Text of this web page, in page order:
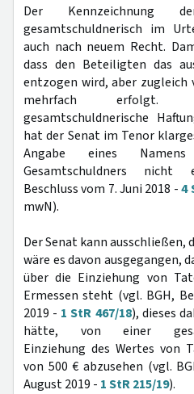
Der Kennzeichnung
gesamtschuldnerisch im
auch nach neuem Recht.
dass den Beteiligten das
entzogen wird, aber zugleich
mehrfach erfolgt.
gesamtschuldnerische
hat der Senat im Tenor
Angabe eines
Gesamtschuldners nicht
Beschluss vom 7. Juni 2018 -4
mwN).
Der Senat kann ausschließen,
wäre es davon ausgegangen,
über die Einziehung von
Ermessen steht (vgl. BGH,
2019 - 1 StR 467/18), dieses
hätte, von einer
Einziehung des Wertes von
von 500 € abzusehen (vgl.
August 2019 - 1 StR 215/19).